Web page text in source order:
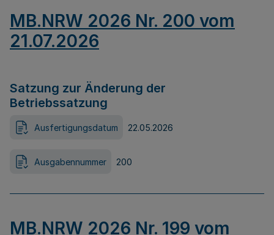
MB.NRW 2026 Nr. 200 vom
21.07.2026
Satzung zur Änderung der
Betriebssatzung
Ausfertigungsdatum 22.05.2026
Ausgabennummer 200
MB.NRW 2026 Nr. 199 vom